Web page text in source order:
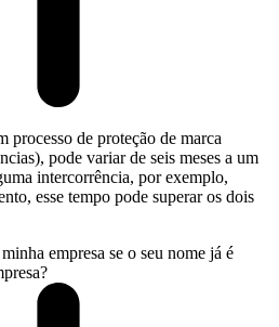
processo de proteção de marca
pode variar de seis meses a um
intercorrência, por exemplo,
esse tempo pode superar os dois
empresa se o seu nome já é